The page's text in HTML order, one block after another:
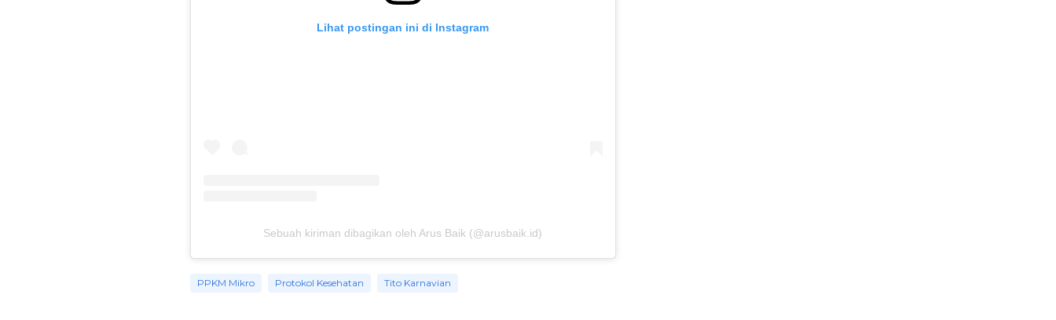
Lihat postingan ini di Instagram
Sebuah kiriman dibagikan oleh Arus Baik (@arusbaik.id)
PPKM Mikro Protokol Kesehatan Tito Karnavian